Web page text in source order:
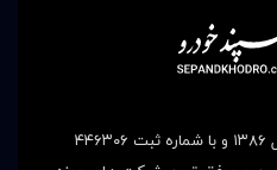
شرکت سپند خودرو آریا که در سال ۱۳۸۶ و با شماره ثبت ۴۴۶۳۰۶